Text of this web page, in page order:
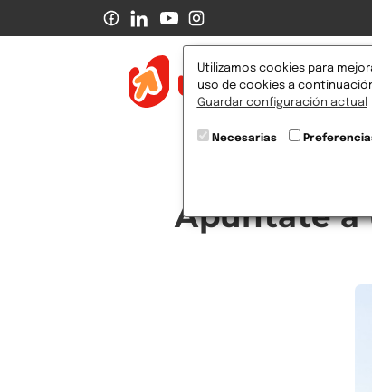
Apúntate a
Utilizamos cookies para
uso de cookies a
Guardar configuración actual
Necesarias